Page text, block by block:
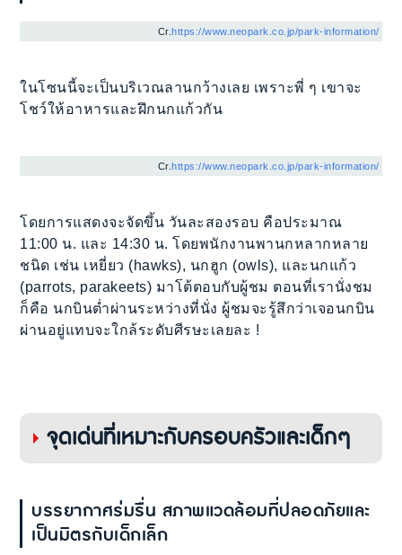
Cr.https://www.neopark.co.jp/park-information/
ในโซนนี้จะเป็นบริเวณลานกว้างเลย เพราะพี่ ๆ เขาจะ
โชว์ให้อาหารและฝึกนกแก้วกัน
Cr.https://www.neopark.co.jp/park-information/
โดยการแสดงจะจัดขึ้น วันละสองรอบ คือประมาณ
11:00 น. และ 14:30 น. โดยพนักงานพานกหลากหลาย
ชนิด เช่น เหยี่ยว (hawks), นกฮูก (owls), และนกแก้ว
(parrots, parakeets) มาโต้ตอบกับผู้ชม ตอนที่เรานั่งชม
ก็คือ นกบินต่ำผ่านระหว่างที่นั่ง ผู้ชมจะรู้สึกว่าเจอนกบิน
ผ่านอยู่แทบจะใกล้ระดับศีรษะเลยละ !
จุดเด่นที่เหมาะกับครอบครัวและเด็กๆ
บรรยากาศร่มรื่น สภาพแวดล้อมที่ปลอดภัยและ
เป็นมิตรกับเด็กเล็ก